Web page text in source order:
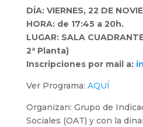
DÍA: VIERNES, 22 DE
HORA: de 17:45 a 20h.
LUGAR: SALA
2ª Planta)
Inscripciones por mail a:
Ver Programa: AQUÍ
Organizan: Grupo de
Sociales (OAT) y con la